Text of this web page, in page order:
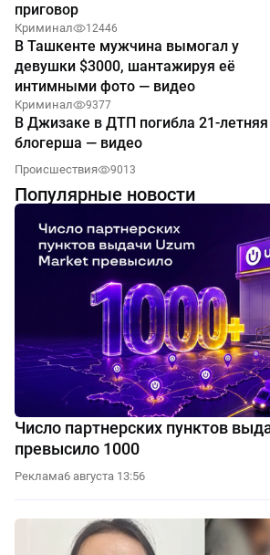
приговор
Криминал 12446
В Ташкенте мужчина вымогал у
девушки $3000, шантажируя её
интимными фото — видео
Криминал 9377
В Джизаке в ДТП погибла 21-летняя
блогерша — видео
Происшествия 9013
Популярные новости
Число партнерских пунктов
превысило 1000
Реклама6 августа 13:56